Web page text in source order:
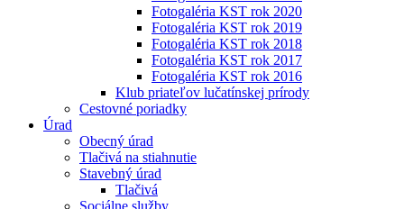
Fotogaléria KST rok 2020
Fotogaléria KST rok 2019
Fotogaléria KST rok 2018
Fotogaléria KST rok 2017
Fotogaléria KST rok 2016
Klub priateľov lučatínskej prírody
Cestovné poriadky
Úrad
Obecný úrad
Tlačivá na stiahnutie
Stavebný úrad
Tlačivá
Sociálne služby